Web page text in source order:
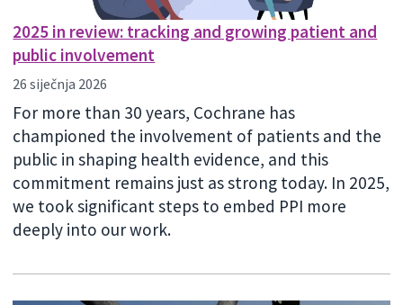
2025 in review: tracking and growing patient and
public involvement
26 siječnja 2026
For more than 30 years, Cochrane has
championed the involvement of patients and the
public in shaping health evidence, and this
commitment remains just as strong today. In 2025,
we took significant steps to embed PPI more
deeply into our work.